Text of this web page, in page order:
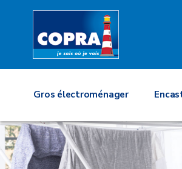
Gros électroménager